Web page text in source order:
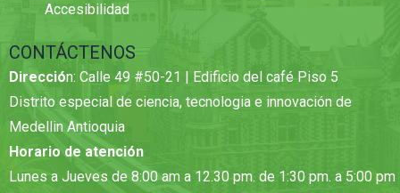
Accesibilidad
CONTÁCTENOS
Dirección: Calle 49 #50-21 | Edificio del café Piso 5
Distrito especial de ciencia, tecnologia e innovación de
Medellin Antioquia
Horario de atención
Lunes a Jueves de 8:00 am a 12.30 pm. de 1:30 pm. a 5:00 pm